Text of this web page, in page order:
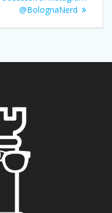
successivo:
@BolognaNerd